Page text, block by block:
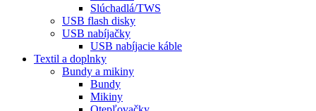
Slúchadlá/TWS
USB flash disky
USB nabíjačky
USB nabíjacie káble
Textil a doplnky
Bundy a mikiny
Bundy
Mikiny